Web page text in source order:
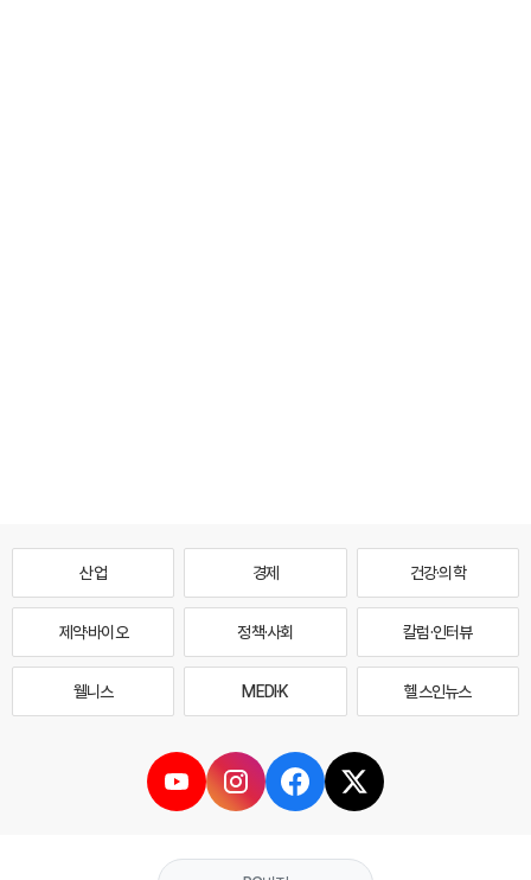
산업 경제 건강·의학
제약·바이오 정책·사회 칼럼·인터뷰
웰니스 MEDI·K 헬스인뉴스